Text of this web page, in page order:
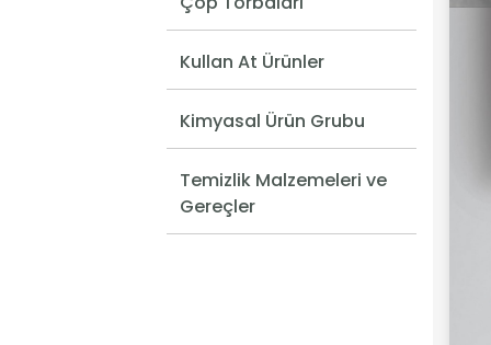
Kullan At Ürünler
Kimyasal Ürün Grubu
Temizlik Malzemeleri ve
Gereçler